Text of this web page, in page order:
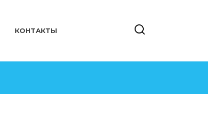
КОНТАКТЫ